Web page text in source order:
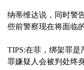
纳蒂维达说，同时警
些前警察现在将面临
TIPS:在菲，绑架罪
罪嫌疑人会被判处终